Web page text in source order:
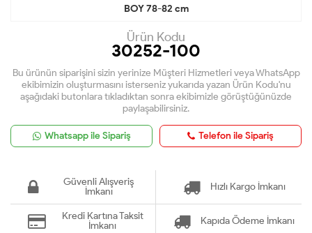
BOY 78-82 cm
Ürün Kodu
30252-100
Bu ürünün siparişini sizin yerinize Müşteri Hizmetleri veya WhatsApp
ekibimizin oluşturmasını isterseniz yukarıda yazan Ürün Kodu'nu
aşağıdaki butonlara tıkladıktan sonra ekibimizle görüştüğünüzde
paylaşabilirsiniz.
Whatsapp ile Sipariş Telefon ile Sipariş
Güvenli Alışveriş
İmkanı
Hızlı Kargo İmkanı
Kredi Kartına Taksit
İmkanı
Kapıda Ödeme İmkanı